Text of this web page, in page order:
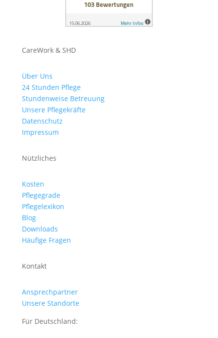
CareWork & SHD
Über Uns
24 Stunden Pflege
Stundenweise Betreuung
Unsere Pflegekräfte
Datenschutz
Impressum
Nützliches
Kosten
Pflegegrade
Pflegelexikon
Blog
Downloads
Häufige Fragen
Kontakt
Ansprechpartner
Unsere Standorte
Für Deutschland: